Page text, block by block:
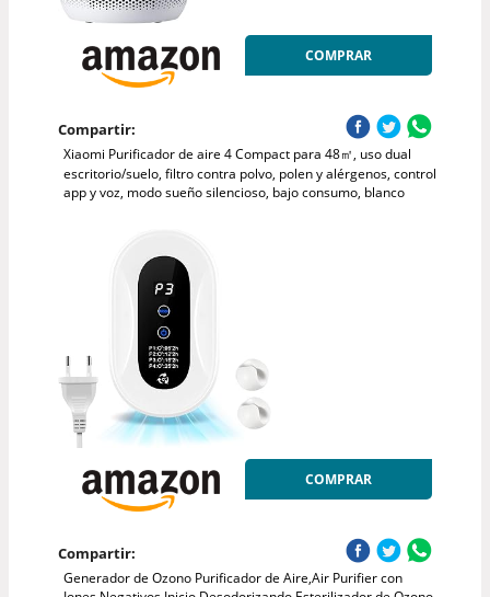
COMPRAR
Compartir:
Xiaomi Purificador de aire 4 Compact para 48㎡, uso dual
escritorio/suelo, filtro contra polvo, polen y alérgenos, control
app y voz, modo sueño silencioso, bajo consumo, blanco
COMPRAR
Compartir:
Generador de Ozono Purificador de Aire,Air Purifier con